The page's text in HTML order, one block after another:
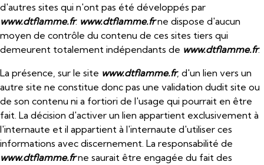
d'autres sites qui n'ont pas été développés par
www.dtflamme.fr. www.dtflamme.frne dispose d'aucun
moyen de contrôle du contenu de ces sites tiers qui
demeurent totalement indépendants de www.dtflamme.fr.
La présence, sur le site www.dtflamme.fr, d'un lien vers un
autre site ne constitue donc pas une validation dudit site ou
de son contenu ni a fortiori de l'usage qui pourrait en être
fait. La décision d'activer un lien appartient exclusivement à
l'internaute et il appartient à l'internaute d'utiliser ces
informations avec discernement. La responsabilité de
www.dtflamme.frne saurait être engagée du fait des